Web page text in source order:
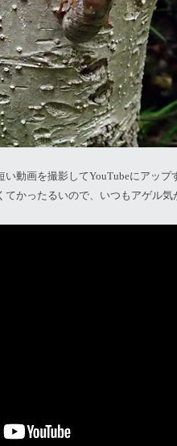
い動画を撮影してYouTubeにアップ
てかったるいので、いつもアゲル気